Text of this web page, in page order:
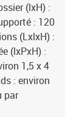
(lxH) :
: 120
(LxlxH) :
(lxPxH) :
1,5 x 4
: environ
par